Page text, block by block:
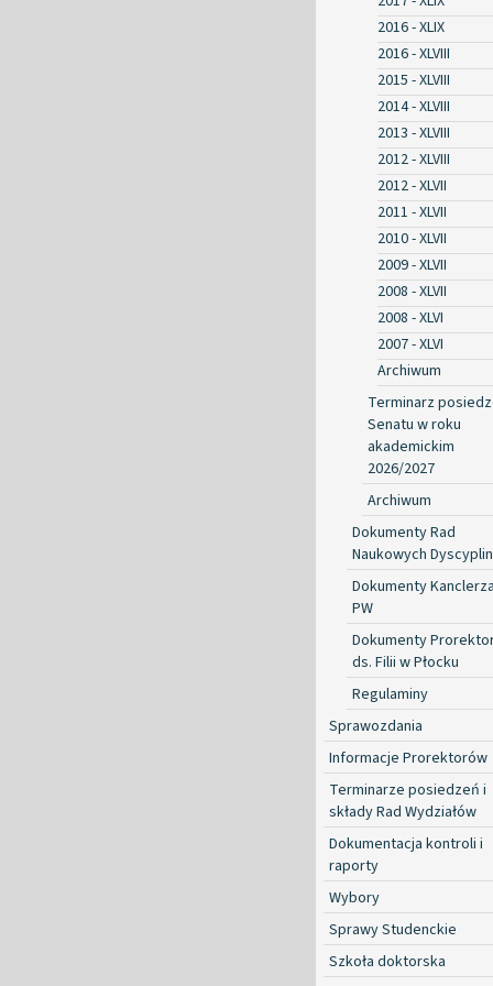
2016 - XLIX
2016 - XLVIII
2015 - XLVIII
2014 - XLVIII
2013 - XLVIII
2012 - XLVIII
2012 - XLVII
2011 - XLVII
2010 - XLVII
2009 - XLVII
2008 - XLVII
2008 - XLVI
2007 - XLVI
Archiwum
Terminarz
Senatu w roku
akademickim
2026/2027
Archiwum
Dokumenty Rad
Naukowych Dyscyplin
Dokumenty
PW
Dokumenty
ds. Filii w Płocku
Regulaminy
Sprawozdania
Informacje Prorektorów
Terminarze posiedzeń i
składy Rad Wydziałów
Dokumentacja kontroli i
raporty
Wybory
Sprawy Studenckie
Szkoła doktorska